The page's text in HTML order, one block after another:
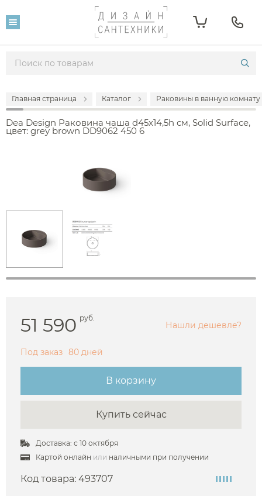
Главная страница Каталог Раковины в ванную комнату
Dea Design Раковина чаша d45x14,5h см, Solid Surface,
цвет: grey brown DD9062 450 6
51 590 руб.
Нашли дешевле?
Под заказ 80 дней
В корзину
Купить сейчас
Доставка: с 10 октября
Картой онлайн или наличными при получении
Код товара: 493707